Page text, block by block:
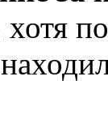
хотя